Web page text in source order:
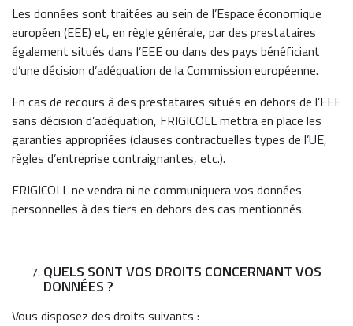
Les données sont traitées au sein de l’Espace économique
européen (EEE) et, en règle générale, par des prestataires
également situés dans l’EEE ou dans des pays bénéficiant
d’une décision d’adéquation de la Commission européenne.
En cas de recours à des prestataires situés en dehors de l’EEE
sans décision d’adéquation, FRIGICOLL mettra en place les
garanties appropriées (clauses contractuelles types de l’UE,
règles d’entreprise contraignantes, etc.).
FRIGICOLL ne vendra ni ne communiquera vos données
personnelles à des tiers en dehors des cas mentionnés.
QUELS SONT VOS DROITS CONCERNANT VOS
DONNÉES ?
Vous disposez des droits suivants :